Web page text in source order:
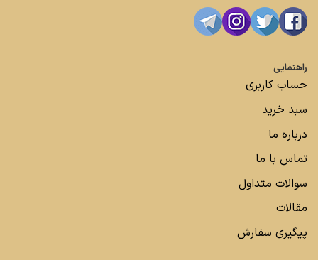
راهنمایی
حساب کاربری
سبد خرید
درباره ما
تماس با ما
سوالات متداول
مقالات
پیگیری سفارش